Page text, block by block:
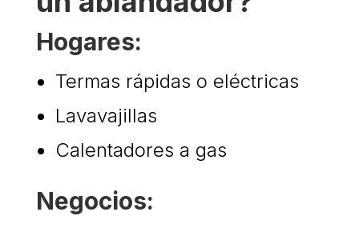
Hogares:
Termas rápidas o eléctricas
Lavavajillas
Calentadores a gas
Negocios: